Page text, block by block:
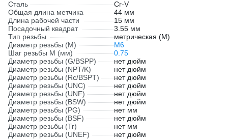
Сталь
Cr-V
Общая длина метчика
44 мм
Длина рабочей части
15 мм
Посадочный квадрат
3.55 мм
Тип резьбы
метрическая (М)
Диаметр резьбы (М)
М6
Шаг резьбы М (мм)
0.75
Диаметр резьбы (G/BSPP)
нет дюйм
Диаметр резьбы (NPT/K)
нет дюйм
Диаметр резьбы (Rc/BSPT)
нет дюйм
Диаметр резьбы (UNC)
нет дюйм
Диаметр резьбы (UNF)
нет дюйм
Диаметр резьбы (BSW)
нет дюйм
Диаметр резьбы (PG)
нет мм
Диаметр резьбы (BSF)
нет дюйм
Диаметр резьбы (Tr)
нет мм
Диаметр резьбы (UNEF)
нет дюйм